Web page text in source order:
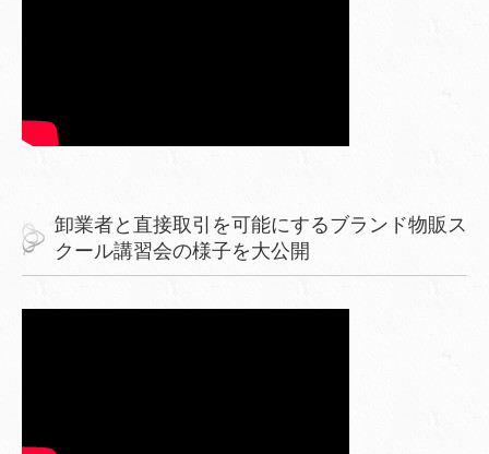
卸業者と直接取引を可能にするブランド物販ス
クール講習会の様子を大公開